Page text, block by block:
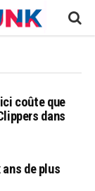
coûte que
dans
de plus